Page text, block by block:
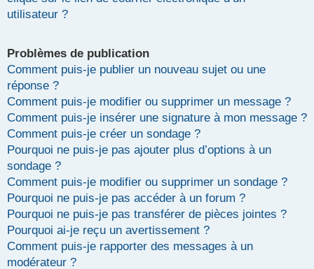
utilisateur ?
Problèmes de publication
Comment puis-je publier un nouveau sujet ou une
réponse ?
Comment puis-je modifier ou supprimer un message ?
Comment puis-je insérer une signature à mon message ?
Comment puis-je créer un sondage ?
Pourquoi ne puis-je pas ajouter plus d’options à un
sondage ?
Comment puis-je modifier ou supprimer un sondage ?
Pourquoi ne puis-je pas accéder à un forum ?
Pourquoi ne puis-je pas transférer de pièces jointes ?
Pourquoi ai-je reçu un avertissement ?
Comment puis-je rapporter des messages à un
modérateur ?